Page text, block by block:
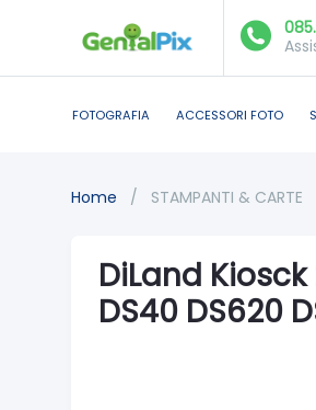
FOTOGRAFIA ACCESSORI FOTO
Home / STAMPANTI & CARTE
DiLand
DS40 DS620